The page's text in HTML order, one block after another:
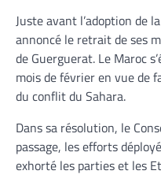
Juste avant l’adoption de
annoncé le retrait de ses
de Guerguerat. Le Maroc
mois de février en vue de
du conflit du Sahara.
Dans sa résolution, le
passage, les efforts
exhorté les parties et les